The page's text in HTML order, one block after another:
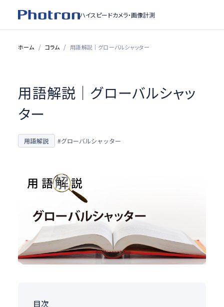
ハイスピードカメラ・画像計測
ホーム コラム 用語解説｜グローバルシャッター
用語解説｜グローバルシャッ
ター
用語解説 #グローバルシャッター
目次